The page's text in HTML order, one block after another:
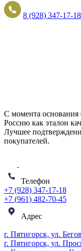
8 (928) 347-17-18
С момента основания
Россию как эталон
Лучшее
покупателей.
Телефон
+7 (928) 347-17-18
+7 (961) 482-70-45
Адрес
г. Пятигорск, ул.
г. Пятигорск, ул.